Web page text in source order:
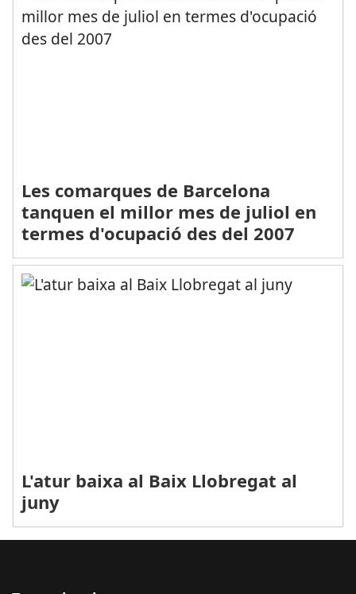
Les comarques de Barcelona
tanquen el millor mes de juliol en
termes d'ocupació des del 2007
L'atur baixa al Baix Llobregat al
juny